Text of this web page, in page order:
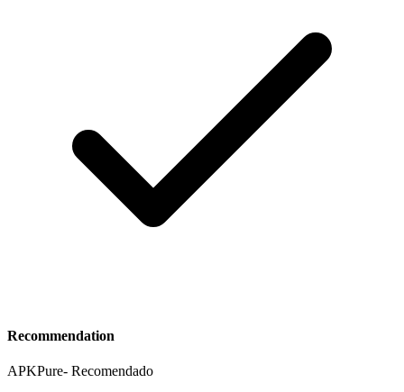
Recommendation
APKPure- Recomendado